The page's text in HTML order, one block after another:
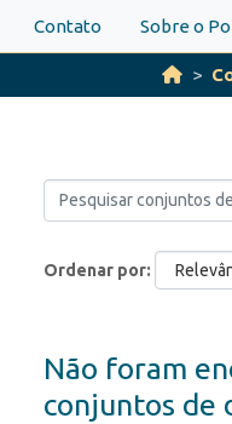
Contato Sobre o
Ordenar por
Não foram
conjuntos de